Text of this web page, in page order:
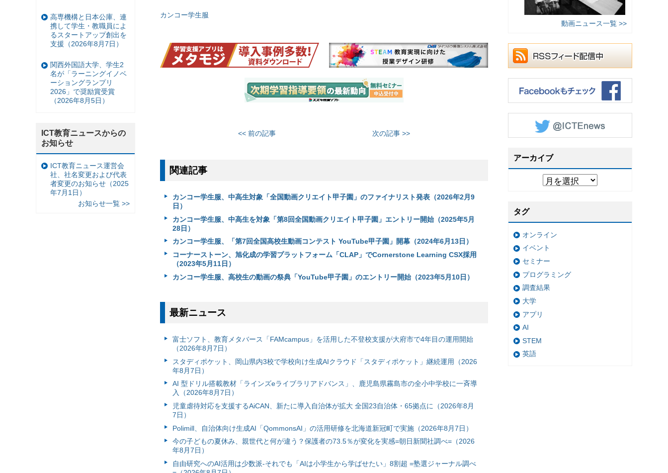
カンコー学生服
<< 前の記事 次の記事 >>
関連記事
カンコー学生服、中高生対象「全国動画クリエイト甲子園」のファイナリスト発表（2026年2月9
日）
カンコー学生服、中高生を対象「第8回全国動画クリエイト甲子園」エントリー開始（2025年5月
28日）
カンコー学生服、「第7回全国高校生動画コンテスト YouTube甲子園」開幕（2024年6月13日）
コーナーストーン、旭化成の学習プラットフォーム「CLAP」でCornerstone Learning CSX採用
（2023年5月11日）
カンコー学生服、高校生の動画の祭典「YouTube甲子園」のエントリー開始（2023年5月10日）
最新ニュース
富⼠ソフト、教育メタバース「FAMcampus」を活用した不登校支援が大府市で4年目の運用開始
（2026年8月7日）
スタディポケット、岡山県内3校で学校向け生成AIクラウド「スタディポケット」継続運用（2026
年8月7日）
AI 型ドリル搭載教材「ラインズeライブラリアドバンス」、鹿児島県霧島市の全小中学校に一斉導
入（2026年8月7日）
児童虐待対応を支援するAiCAN、新たに導入自治体が拡大 全国23自治体・65拠点に（2026年8月
7日）
Polimill、自治体向け生成AI「QommonsAI」の活用研修を北海道新冠町で実施（2026年8月7日）
今の子どもの夏休み、親世代と何が違う？保護者の73.5％が変化を実感=朝日新聞社調べ=（2026
年8月7日）
自由研究へのAI活用は少数派-それでも「AIは小学生から学ばせたい」8割超 =塾選ジャーナル調べ
動画ニュース一覧 >>
アーカイブ
タグ
オンライン
イベント
セミナー
プログラミング
調査結果
大学
アプリ
AI
STEM
英語
高専機構と日本公庫、連
携して学生・教職員によ
るスタートアップ創出を
支援（2026年8月7日）
関西外国語大学、学生2
名が「ラーニングイノベ
ーショングランプリ
2026」で奨励賞受賞
（2026年8月5日）
ICT教育ニュースからの
お知らせ
ICT教育ニュース運営会
社、社名変更および代表
者変更のお知らせ（2025
年7月1日）
お知らせ一覧 >>